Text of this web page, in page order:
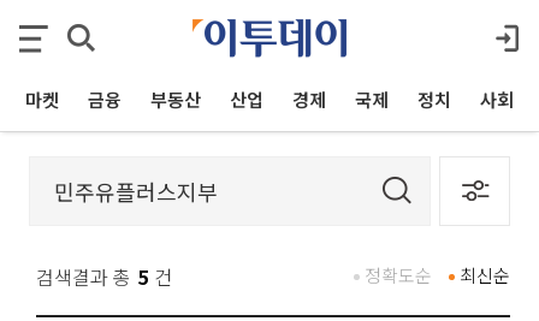
마켓 금융 부동산 산업 경제 국제 정치 사회
검색결과 총 5 건 최신순
정확도순